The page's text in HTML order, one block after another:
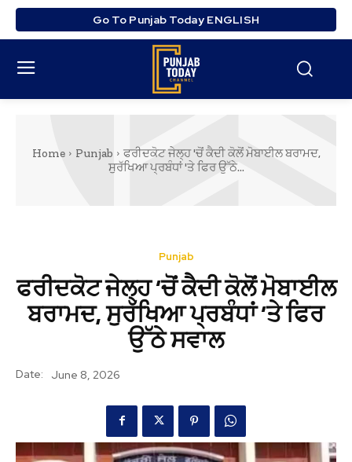
Go To Punjab Today ENGLISH
Home Punjab
ਫਰੀਦਕੋਟ ਜੇਲ੍ਹ 'ਚੋਂ ਕੈਦੀ ਕੋਲੋਂ ਮੋਬਾਈਲ ਬਰਾਮਦ,
ਸੁਰੱਖਿਆ ਪ੍ਰਬੰਧਾਂ 'ਤੇ ਫਿਰ ਉੱਠੇ...
Punjab
ਫਰੀਦਕੋਟ ਜੇਲ੍ਹ ‘ਚੋਂ ਕੈਦੀ ਕੋਲੋਂ ਮੋਬਾਈਲ
ਬਰਾਮਦ, ਸੁਰੱਖਿਆ ਪ੍ਰਬੰਧਾਂ ‘ਤੇ ਫਿਰ
ਉੱਠੇ ਸਵਾਲ
Date: June 8, 2026